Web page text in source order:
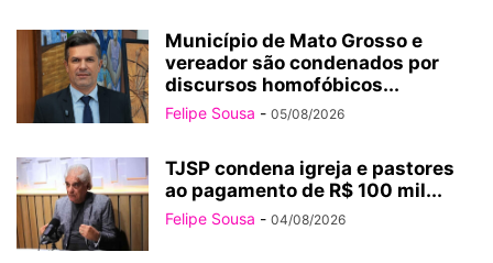
Município de Mato Grosso e
vereador são condenados por
discursos homofóbicos...
Felipe Sousa - 05/08/2026
TJSP condena igreja e pastores
ao pagamento de R$ 100 mil...
Felipe Sousa - 04/08/2026